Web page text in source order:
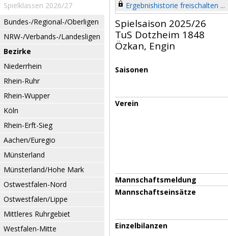
Spielklassen 2026/27
Bundes-/Regional-/Oberligen
NRW-/Verbands-/Landesligen
Bezirke
Niederrhein
Rhein-Ruhr
Rhein-Wupper
Köln
Rhein-Erft-Sieg
Aachen/Euregio
Münsterland
Münsterland/Hohe Mark
Ostwestfalen-Nord
Ostwestfalen/Lippe
Mittleres Ruhrgebiet
Westfalen-Mitte
Ergebnishistorie freischalten ...
Spielsaison 2025/26
TuS Dotzheim 1848
Özkan, Engin
Saisonen
Verein
Mannschaftsmeldung
Mannschaftseinsätze
Einzelbilanzen